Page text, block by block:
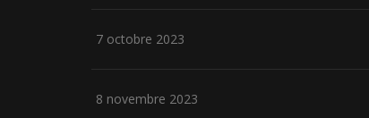
7 octobre 2023
8 novembre 2023